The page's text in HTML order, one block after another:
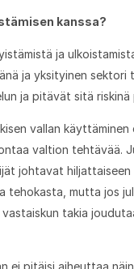
kanssa?
ja
ja yksityinen
ja pitävät sitä riskinä
vallan
valtion tehtävää.
johtavat hiljattaiseen
tehokasta, mutta jos
takia
ei pitäisi aiheuttaa